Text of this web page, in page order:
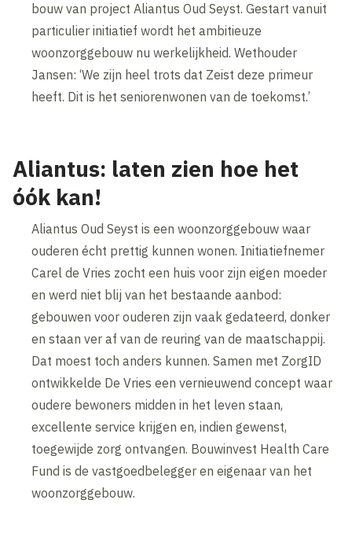
bouw van project Aliantus Oud Seyst. Gestart vanuit
particulier initiatief wordt het ambitieuze
woonzorggebouw nu werkelijkheid. Wethouder
Jansen: ‘We zijn heel trots dat Zeist deze primeur
heeft. Dit is het seniorenwonen van de toekomst.’
Aliantus: laten zien hoe het
óók kan!
Aliantus Oud Seyst is een woonzorggebouw waar
ouderen écht prettig kunnen wonen. Initiatiefnemer
Carel de Vries zocht een huis voor zijn eigen moeder
en werd niet blij van het bestaande aanbod:
gebouwen voor ouderen zijn vaak gedateerd, donker
en staan ver af van de reuring van de maatschappij.
Dat moest toch anders kunnen. Samen met ZorgID
ontwikkelde De Vries een vernieuwend concept waar
oudere bewoners midden in het leven staan,
excellente service krijgen en, indien gewenst,
toegewijde zorg ontvangen. Bouwinvest Health Care
Fund is de vastgoedbelegger en eigenaar van het
woonzorggebouw.